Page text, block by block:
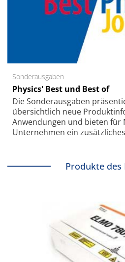
Sonderausgaben
Physics' Best und Best of
Die Sonder­ausgaben
übersichtlich neue
Anwendungen und bieten für
Unternehmen ein
Produkte des